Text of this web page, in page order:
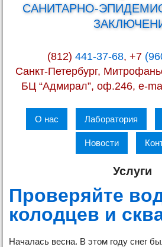
САНИТАРНО-
(812) 441-37-68, +7
Санкт-Петербург,
БЦ “Адмирал”, оф.246, e-
О нас Лаборатория
Новости
Услуги
Проверяйте
колодцев и
Началась весна. В этом году снег